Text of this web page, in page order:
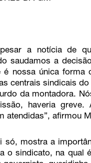
a notícia de
saudamos a
é nossa única
centrais sindicais
da montadora.
haveria
atendidas”, afirmou
só, mostra a
o sindicato, na qual